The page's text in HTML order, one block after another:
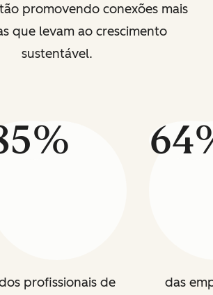
promovendo conexões mais
que levam ao crescimento
sustentável.
profissionais de
das